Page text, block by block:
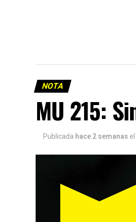
NOTA
MU 215:
Publicada hace 2 semanas el